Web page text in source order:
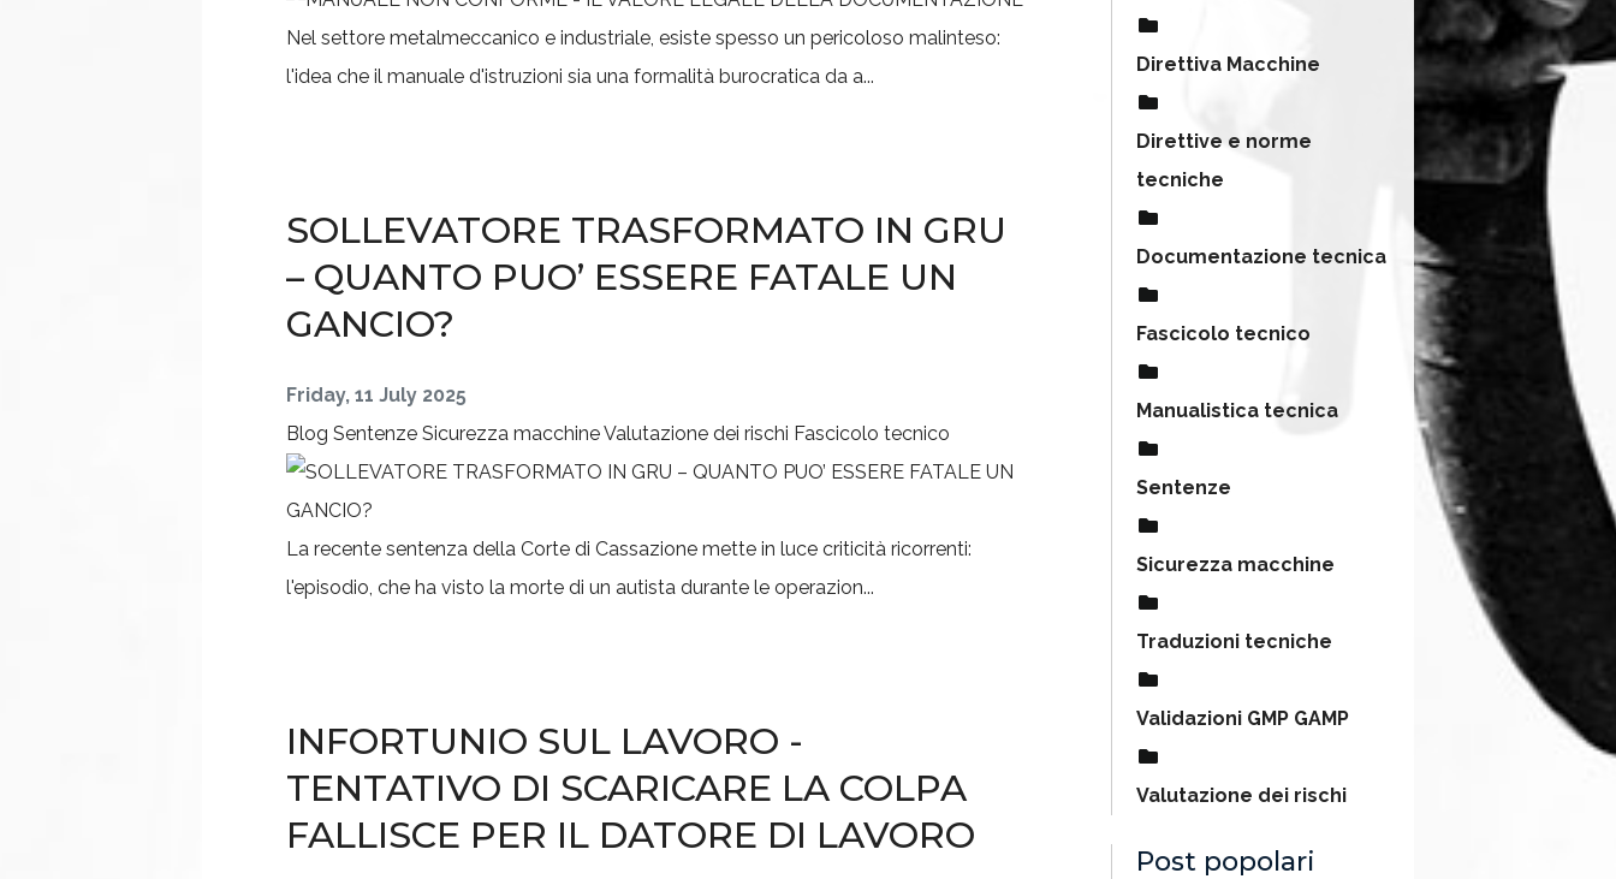
Nel settore metalmeccanico e industriale, esiste spesso un pericoloso malinteso:
l'idea che il manuale d'istruzioni sia una formalità burocratica da a...
SOLLEVATORE TRASFORMATO IN GRU
– QUANTO PUO’ ESSERE FATALE UN
GANCIO?
Friday, 11 July 2025
Blog Sentenze Sicurezza macchineValutazione dei rischi Fascicolo tecnico
La recente sentenza della Corte di Cassazione mette in luce criticità ricorrenti:
l'episodio, che ha visto la morte di un autista durante le operazion...
INFORTUNIO SUL LAVORO -
TENTATIVO DI SCARICARE LA COLPA
FALLISCE PER IL DATORE DI LAVORO
Direttiva Macchine
Direttive e norme
tecniche
Documentazione tecnica
Fascicolo tecnico
Manualistica tecnica
Sentenze
Sicurezza macchine
Traduzioni tecniche
Validazioni GMP GAMP
Valutazione dei rischi
Post popolari